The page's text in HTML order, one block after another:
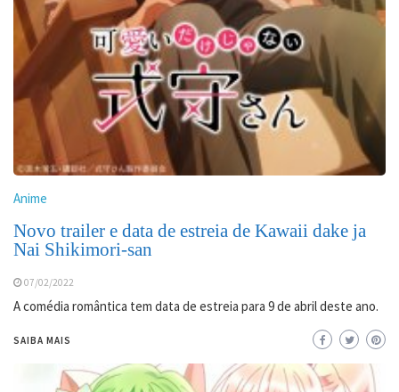
Anime
Novo trailer e data de estreia de Kawaii dake ja
Nai Shikimori-san
07/02/2022
A comédia romântica tem data de estreia para 9 de abril deste ano.
SAIBA MAIS